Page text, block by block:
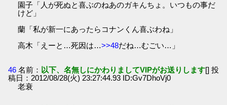
園子「人が死ぬと喜ぶのねあのガキんちょ。いつもの事だ
けど」
蘭「私が新一にあったらコナンくん喜ぶわね」
高木「えーと…死因は…>>48だね…むごい…」
46 名前： 以下、名無しにかわりましてVIPがお送りします[] 投
稿日：2012/08/28(火) 23:27:44.93 ID:Gv7DhoVj0
老衰